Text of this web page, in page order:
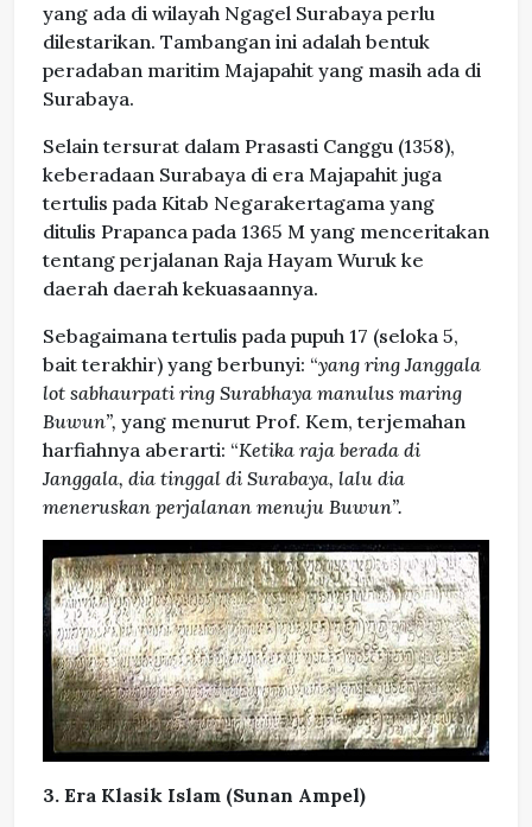
yang ada di wilayah Ngagel Surabaya perlu
dilestarikan. Tambangan ini adalah bentuk
peradaban maritim Majapahit yang masih ada di
Surabaya.
Selain tersurat dalam Prasasti Canggu (1358),
keberadaan Surabaya di era Majapahit juga
tertulis pada Kitab Negarakertagama yang
ditulis Prapanca pada 1365 M yang menceritakan
tentang perjalanan Raja Hayam Wuruk ke
daerah daerah kekuasaannya.
Sebagaimana tertulis pada pupuh 17 (seloka 5,
bait terakhir) yang berbunyi: “yang ring Janggala
lot sabhaurpati ring Surabhaya manulus maring
Buwun”, yang menurut Prof. Kem, terjemahan
harfiahnya aberarti: “Ketika raja berada di
Janggala, dia tinggal di Surabaya, lalu dia
meneruskan perjalanan menuju Buwun”.
3. Era Klasik Islam (Sunan Ampel)